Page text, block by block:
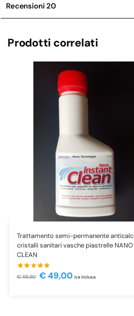
Recensioni20
Prodotti correlati
Trattamento semi-permanente
cristalli sanitari vasche piastrelle NANO
CLEAN
€115,90 €49,00 iva inclusa